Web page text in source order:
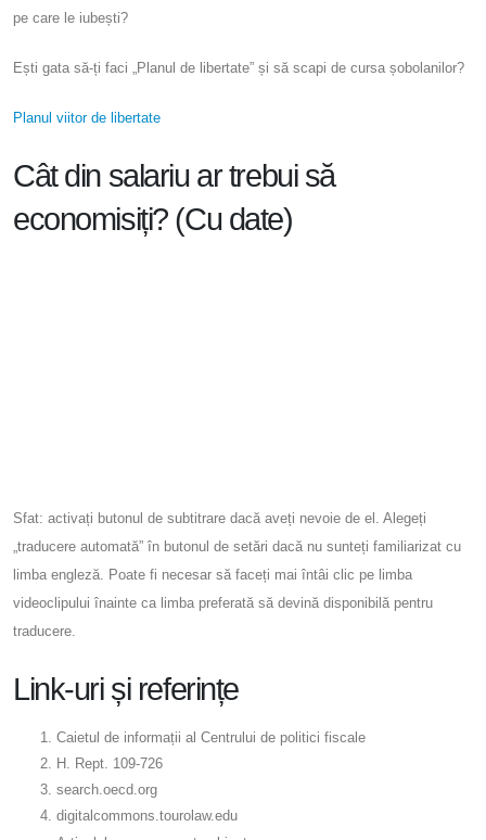
pe care le iubești?
Ești gata să-ți faci „Planul de libertate” și să scapi de cursa șobolanilor?
Planul viitor de libertate
Cât din salariu ar trebui să
economisiți? (Cu date)
Sfat: activați butonul de subtitrare dacă aveți nevoie de el. Alegeți
„traducere automată” în butonul de setări dacă nu sunteți familiarizat cu
limba engleză. Poate fi necesar să faceți mai întâi clic pe limba
videoclipului înainte ca limba preferată să devină disponibilă pentru
traducere.
Link-uri și referințe
Caietul de informații al Centrului de politici fiscale
H. Rept. 109-726
search.oecd.org
digitalcommons.tourolaw.edu